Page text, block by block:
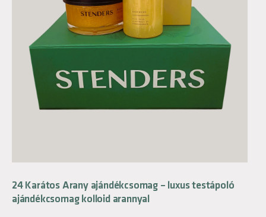
24 Karátos Arany ajándékcsomag – luxus testápoló
ajándékcsomag kolloid arannyal